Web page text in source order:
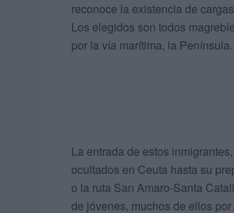
reconoce la existencia de
Los elegidos son todos
por la vía marítima, la Península.
La entrada de estos
ocultados en Ceuta hasta su
o la ruta San Amaro-Santa
de jóvenes, muchos de ellos